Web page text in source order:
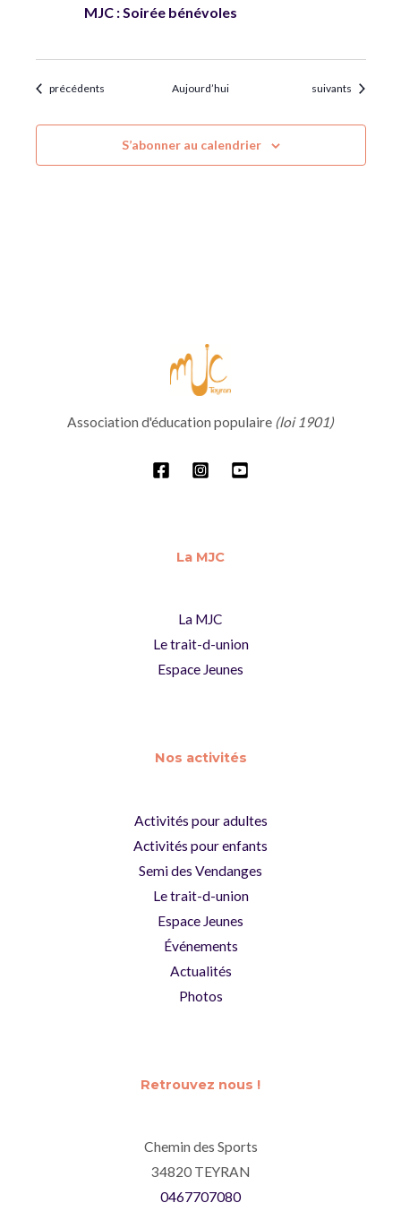
MJC : Soirée bénévoles
Évènements
précédents Aujourd’hui Évènements
suivants
S’abonner au calendrier
Association d'éducation populaire (loi 1901)
La MJC
La MJC
Le trait-d-union
Espace Jeunes
Nos activités
Activités pour adultes
Activités pour enfants
Semi des Vendanges
Le trait-d-union
Espace Jeunes
Événements
Actualités
Photos
Retrouvez nous !
Chemin des Sports
34820 TEYRAN
0467707080